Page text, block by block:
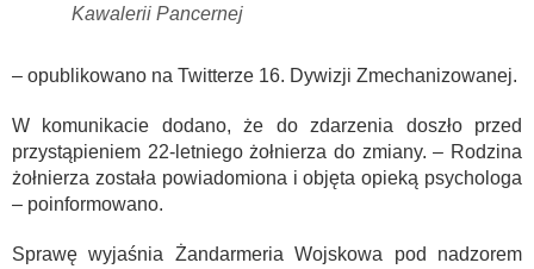
Kawalerii Pancernej
– opublikowano na Twitterze 16. Dywizji Zmechanizowanej.
W komunikacie dodano, że do zdarzenia doszło przed
przystąpieniem 22-letniego żołnierza do zmiany. – Rodzina
żołnierza została powiadomiona i objęta opieką psychologa
– poinformowano.
Sprawę wyjaśnia Żandarmeria Wojskowa pod nadzorem